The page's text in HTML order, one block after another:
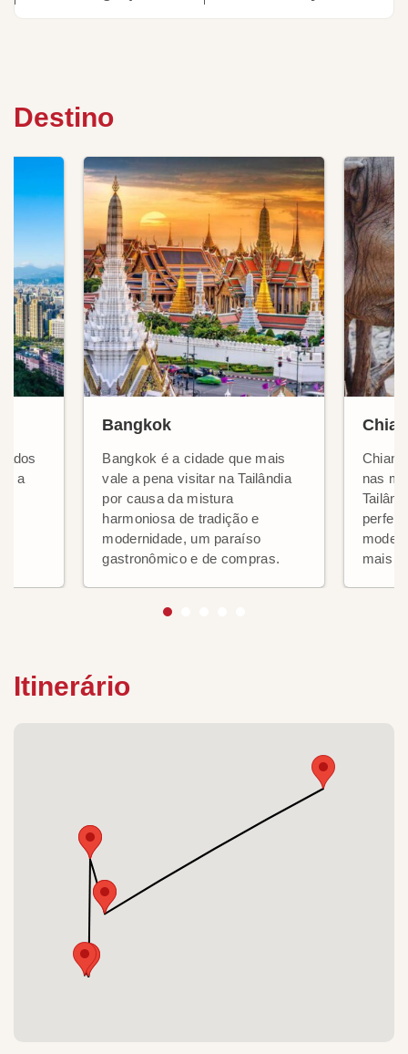
Destino
e a
Bangkok
Bangkok é a cidade que mais
vale a pena visitar na Tailândia
por causa da mistura
harmoniosa de tradição e
modernidade, um paraíso
gastronômico e de compras.
nas
mais
Itinerário